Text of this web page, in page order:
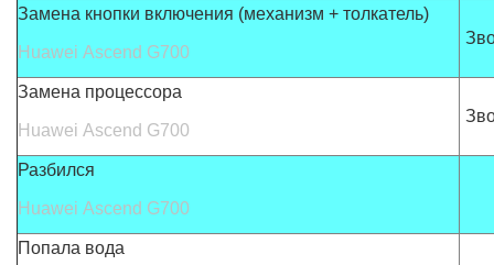
Замена кнопки включения (механизм + толкатель)
Huawei Ascend G700
Замена процессора
Huawei Ascend G700
Разбился
Huawei Ascend G700
Попала вода